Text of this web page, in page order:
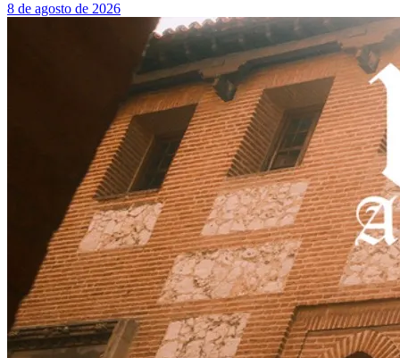
8 de agosto de 2026